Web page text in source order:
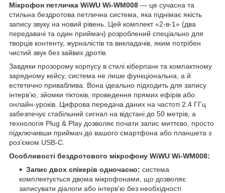
Мікрофон петличка WiWU Wi-WM008 — це сучасна та
стильна бездротова петлична система, яка піднімає якість
запису звуку на новий рівень. Цей комплект «2-в-1» (два
передавачі та один приймач) розроблений спеціально для
творців контенту, журналістів та викладачів, яким потрібен
чистий звук без зайвих дротів.
Завдяки прозорому корпусу в стилі кіберпанк та компактному
зарядному кейсу, система не лише функціональна, а й
естетично приваблива. Вона ідеально підходить для запису
інтерв’ю, зйомки тіктоків, проведення прямих ефірів або
онлайн-уроків. Цифрова передача даних на частоті 2.4 ГГц
забезпечує стабільний сигнал на відстані до 50 метрів, а
технологія Plug & Play дозволяє почати запис миттєво, просто
підключивши приймач до вашого смартфона або планшета з
роз’ємом USB-C.
Особливості бездротового мікрофону WiWU Wi-WM008:
Запис двох спікерів одночасно: система
комплектується двома мікрофонами, що дозволяє
записувати діалоги або інтерв'ю без необхідності